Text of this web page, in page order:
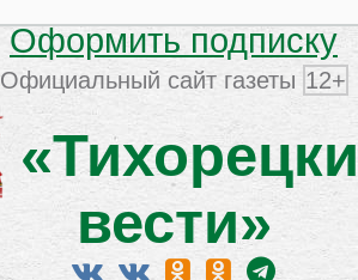
Оформить подписку
Официальный сайт газеты 12+
вести»